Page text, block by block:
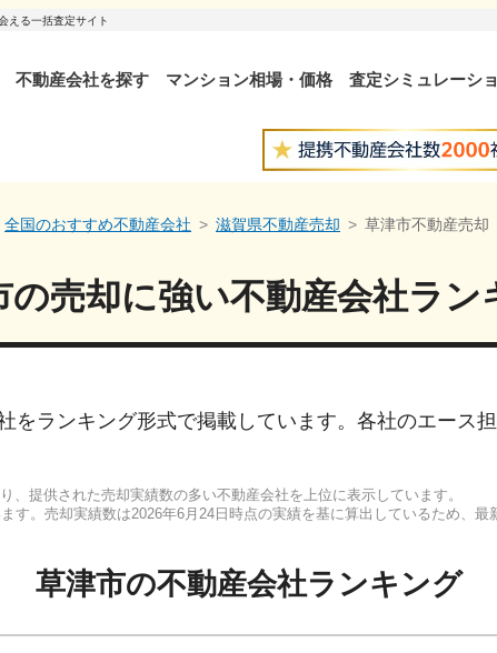
える一括査定サイト
不動産会社を探す マンション相場・価格 査定シミュレーシ
全国のおすすめ不動産会社 滋賀県不動産売却 草津市不動産売却
の売却に強い不動産会社ラン
をランキング形式で掲載しています。各社のエース
、提供された売却実績数の多い不動産会社を上位に表示しています。
す。売却実績数は2026年6月24日 時点の実績を基に算出しているため、最
草津市の不動産会社ランキング